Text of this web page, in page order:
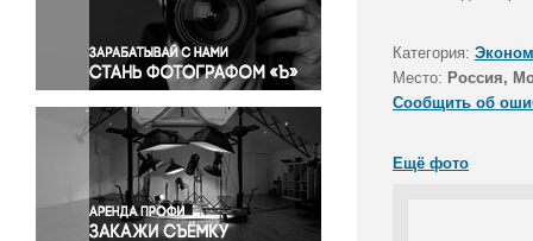
Правосудие
Происшествия и конфликты
Религия
Светская жизнь
Спорт
Экология
Экономика и бизнес
Категория:
Место: Россия,
Сообщить об
Ещё фото